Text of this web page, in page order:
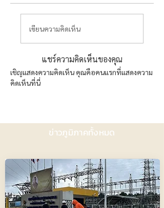
เขียนความคิดเห็น
แชร์ความคิดเห็นของคุณ
เชิญแสดงความคิดเห็น คุณคือคนแรกที่แสดงความ
คิดเห็นที่นี่
ข่าวภูมิภาคทั้งหมด